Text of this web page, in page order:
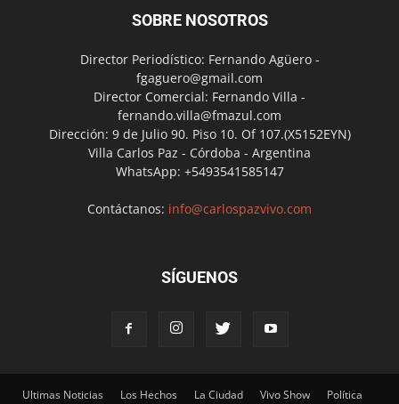
SOBRE NOSOTROS
Director Periodístico: Fernando Agüero -
fgaguero@gmail.com
Director Comercial: Fernando Villa -
fernando.villa@fmazul.com
Dirección: 9 de Julio 90. Piso 10. Of 107.(X5152EYN)
Villa Carlos Paz - Córdoba - Argentina
WhatsApp: +5493541585147
Contáctanos: info@carlospazvivo.com
SÍGUENOS
Ultimas Noticias Los Hechos La Ciudad Vivo Show Política